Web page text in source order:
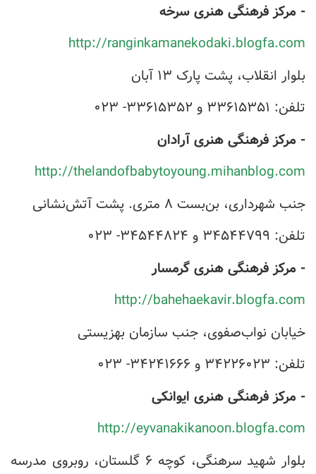
- مرکز فرهنگی هنری سرخه
http://ranginkamanekodaki.blogfa.com
بلوار انقلاب، پشت پارک ۱۳ آبان
تلفن: ۳۳۶۱۵۳۵۱ و ۳۳۶۱۵۳۵۲- ۰۲۳
- مرکز فرهنگی هنری آرادان
http://thelandofbabytoyoung.mihanblog.com
جنب شهرداری، بن‌بست ۸ متری. پشت آتش‌نشانی
تلفن: ۳۴۵۴۴۷۹۹ و ۳۴۵۴۴۸۲۴- ۰۲۳
- مرکز فرهنگی هنری گرمسار
http://bahehaekavir.blogfa.com
خیابان نواب‌صفوی، جنب سازمان بهزیستی
تلفن: ۳۴۲۲۶۰۲۳ و ۳۴۲۴۱۶۶۶- ۰۲۳
- مرکز فرهنگی هنری ایوانکی
http://eyvanakikanoon.blogfa.com
بلوار شهید سرهنگی، کوچه ۶ گلستان، روبروی مدرسه